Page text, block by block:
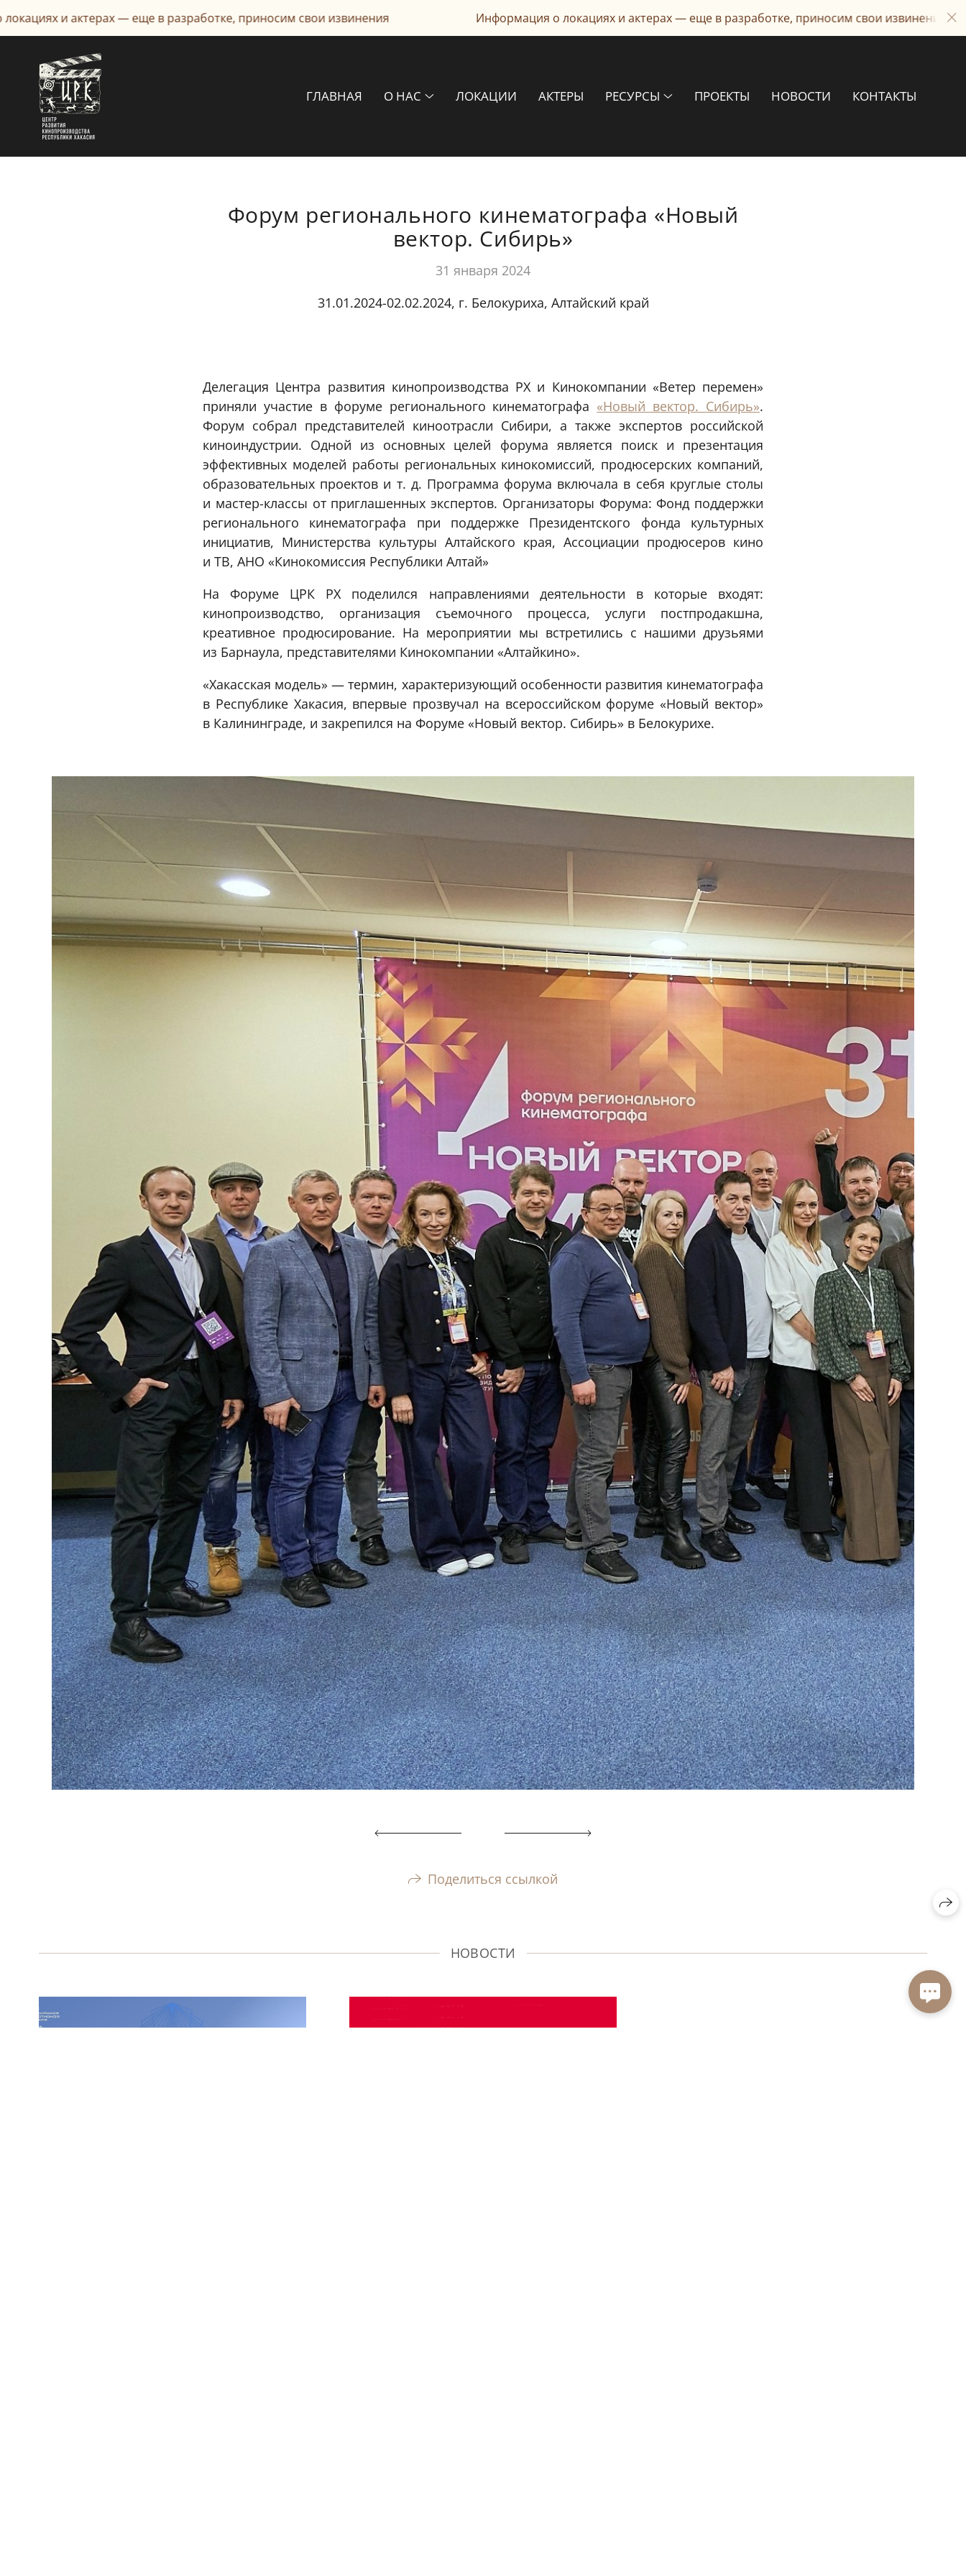
ГЛАВНАЯ О НАС ЛОКАЦИИ АКТЕРЫ РЕСУРСЫ ПРОЕКТЫ НОВОСТИ КОНТАКТЫ
Форум регионального кинематографа «Новый
вектор. Сибирь»
31 января 2024
31.01.2024-02.02.2024, г. Белокуриха, Алтайский край
Делегация Центра развития кинопроизводства РХ и Кинокомпании «Ветер перемен»
приняли участие в форуме регионального кинематографа«Новый вектор. Сибирь».
Форум собрал представителей киноотрасли Сибири, а также экспертов российской
киноиндустрии. Одной из основных целей форума является поиск и презентация
эффективных моделей работы региональных кинокомиссий, продюсерских компаний,
образовательных проектов и т. д. Программа форума включала в себя круглые столы
и мастер-классы от приглашенных экспертов. Организаторы Форума: Фонд поддержки
регионального кинематографа при поддержке Президентского фонда культурных
инициатив, Министерства культуры Алтайского края, Ассоциации продюсеров кино
и ТВ, АНО «Кинокомиссия Республики Алтай»
На Форуме ЦРК РХ поделился направлениями деятельности в которые входят:
кинопроизводство, организация съемочного процесса, услуги постпродакшна,
креативное продюсирование. На мероприятии мы встретились с нашими друзьями
из Барнаула, представителями Кинокомпании «Алтайкино».
«Хакасская модель» — термин, характеризующий особенности развития кинематографа
в Республике Хакасия, впервые прозвучал на всероссийском форуме «Новый вектор»
в Калининграде, и закрепился на Форуме «Новый вектор. Сибирь» в Белокурихе.
Поделиться ссылкой
НОВОСТИ
и актерах — еще в разработке, приносим свои извинения Информация о локациях и актерах — еще в разработке, приносим свои извинения